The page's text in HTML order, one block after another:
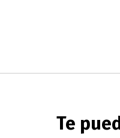
Te